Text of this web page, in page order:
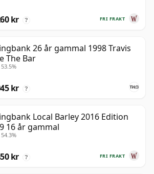
FRI FRAKT
kr ?
26 år gammal 1998 Travis
The Bar
kr ?
Local Barley 2016 Edition
16 år gammal
FRI FRAKT
kr ?